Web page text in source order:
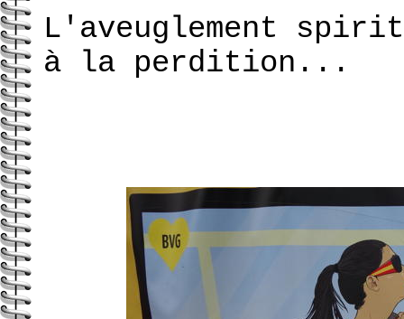
L'aveuglement
à la perdition...